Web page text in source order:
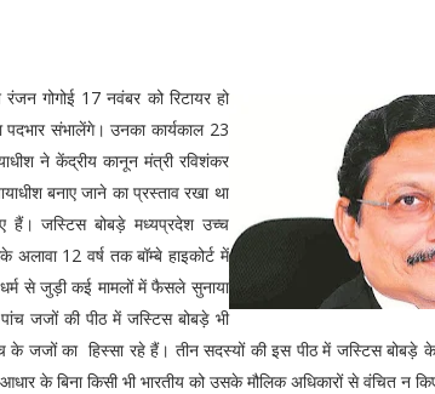
रंजन गोगोई 17 नवंबर को रिटायर हो
संभालेंगे। उनका कार्यकाल 23
ने केंद्रीय कानून मंत्री रविशंकर
बनाए जाने का प्रस्ताव रखा था
हैं। जस्टिस बोबड़े मध्यप्रदेश उच्च
12 वर्ष तक बॉम्बे हाइकोर्ट में
से जुड़ी कई मामलों में फैसले सुनाया
जजों की पीठ में जस्टिस बोबड़े भी
के जजों का हिस्सा रहे हैं। तीन सदस्यों की इस पीठ में जस्टिस बोबड़े
के बिना किसी भी भारतीय को उसके मौलिक अधिकारों से वंचित न